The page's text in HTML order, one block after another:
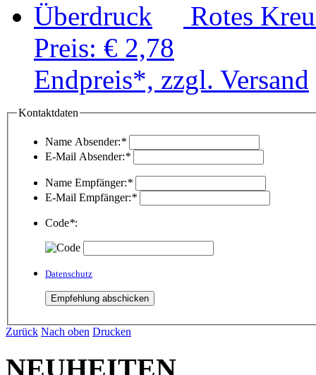
Rotes
Preis: € 2,78
Endpreis*, zzgl. Versand
Kontaktdaten
Name Absender:*
E-Mail Absender:*
Name Empfänger:*
E-Mail Empfänger:*
Code*:
Datenschutz
Zurück Nach oben Drucken
NEUHEITEN